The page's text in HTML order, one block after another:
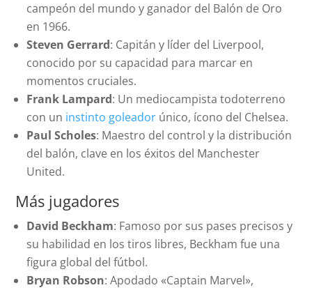
campeón del mundo y ganador del Balón de Oro
en 1966.
Steven Gerrard: Capitán y líder del Liverpool,
conocido por su capacidad para marcar en
momentos cruciales.
Frank Lampard: Un mediocampista todoterreno
con un instinto goleador único, ícono del Chelsea.
Paul Scholes: Maestro del control y la distribución
del balón, clave en los éxitos del Manchester
United.
Más jugadores
David Beckham: Famoso por sus pases precisos y
su habilidad en los tiros libres, Beckham fue una
figura global del fútbol.
Bryan Robson: Apodado «Captain Marvel»,